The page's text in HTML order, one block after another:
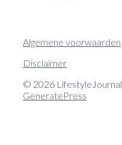
Algemene voorwaarden
Disclaimer
© 2026 LifestyleJournal
GeneratePress